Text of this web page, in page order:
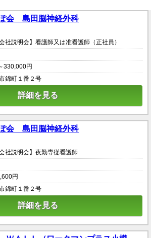
会 島田脳神経外科
社説明会】看護師又は准看護師（正社員）
330,000円
錦町１番２号
詳細を見る
会 島田脳神経外科
社説明会】夜勤専従看護師
円
錦町１番２号
詳細を見る